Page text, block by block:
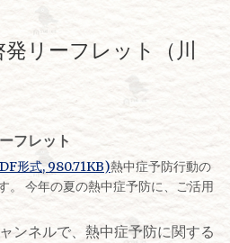
リーフレット（川
フレット
形式, 980.71KB)熱中症予防行動の
。 今年の夏の熱中症予防に、ご活用
ンネルで、熱中症予防に関する